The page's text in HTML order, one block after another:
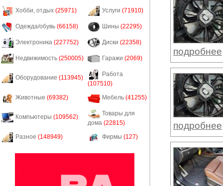
Хобби, отдых (25971) Услуги (71910)
Одежда/обувь (66158) Шины (22295)
Электроника (227752) Диски (22358)
Недвижимость (250005) Гаражи (2069)
Оборудование (113945)
Работа
(107510)
Животные (69382) Мебель (41255)
Компьютеры (109562)
Товары для
дома (22815)
Разное (148949) Фирмы (127)
подробнее
подробнее